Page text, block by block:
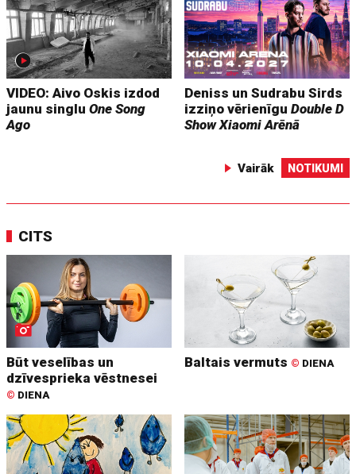
VIDEO: Aivo Oskis izdod
jaunu singluOne Song
Ago
Deniss un Sudrabu Sirds
izziņo vērienīguDouble D
Show Xiaomi Arēnā
Vairāk NOTIKUMI
CITS
Būt veselības un
dzīvesprieka vēstnesei
© DIENA
Baltais vermuts © DIENA